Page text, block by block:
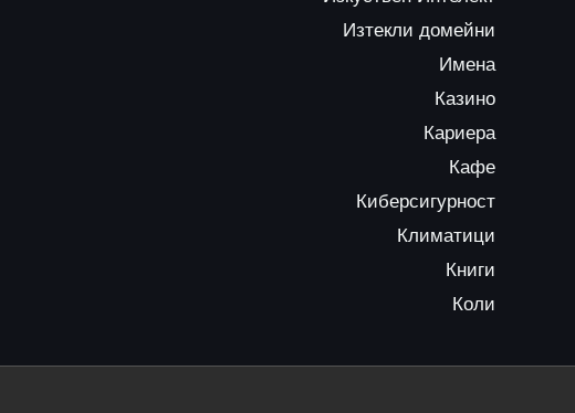
Изтекли домейни
Имена
Казино
Кариера
Кафе
Киберсигурност
Климатици
Книги
Коли